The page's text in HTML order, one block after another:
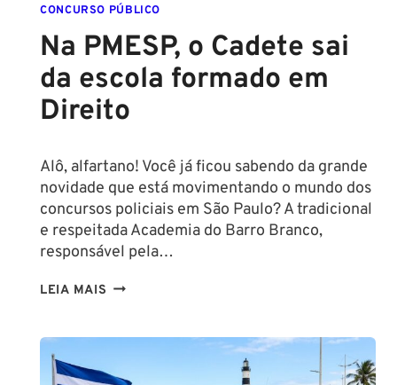
CONCURSO PÚBLICO
Na PMESP, o Cadete sai
da escola formado em
Direito
Alô, alfartano! Você já ficou sabendo da grande
novidade que está movimentando o mundo dos
concursos policiais em São Paulo? A tradicional
e respeitada Academia do Barro Branco,
responsável pela…
LEIA MAIS NA
SAI